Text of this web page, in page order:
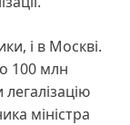
і в Москві.
100 млн
міністра